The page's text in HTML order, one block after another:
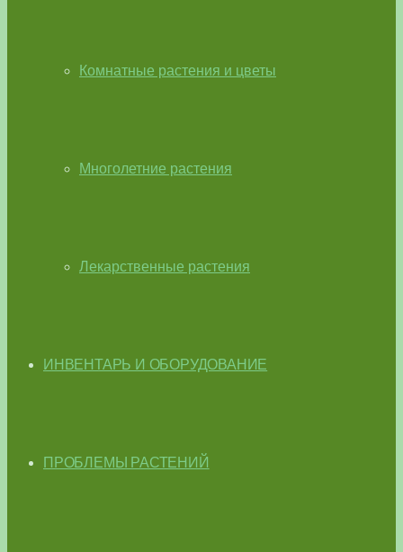
Комнатные растения и цветы
Многолетние растения
Лекарственные растения
ИНВЕНТАРЬ И ОБОРУДОВАНИЕ
ПРОБЛЕМЫ РАСТЕНИЙ